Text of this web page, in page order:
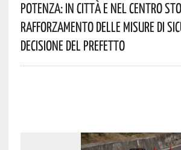
Potenza: In Città E Nel Centro
Rafforzamento Delle Misure Di
Decisione Del Prefetto